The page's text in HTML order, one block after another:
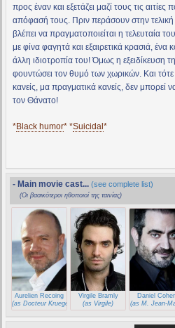
προς έναν και εξετάζει μαζί τους τις
απόφασή τους. Πριν περάσουν στην
βλέπει να πραγματοποιείται η τελευταία
με φίνα φαγητά και εξαιρετικά κρασιά, ένα
άλλη ιδιοτροπία του! Όμως η εξειδίκευση
φουντώσει τον θυμό των χωρικών. Και
κανείς, μα πραγματικά κανείς, δεν μπορεί
τον Θάνατο!
*Black humor* *Suicidal *
- Main movie cast... (see complete list)
(Οι βασικότεροι ηθοποιοί της ταινίας)
Aurelien Recoing
(as Docteur Krueger)
Virgile Bramly
(as Virgile)
Daniel
(as M. Jean-